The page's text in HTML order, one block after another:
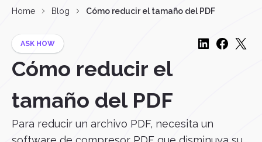
Home Blog Cómo reducir el tamaño del PDF
ASK HOW
Cómo reducir el
tamaño del PDF
Para reducir un archivo PDF, necesita un